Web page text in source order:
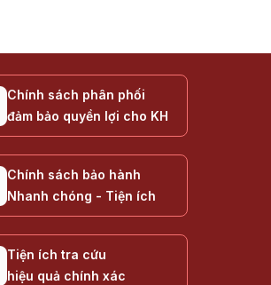
tham khảo
gặp về Google TV
hàng
là gì?
dòng tivi thông minh của VSP chạy
TV (một giao diện mới được phát
TV). Điểm cốt lõi của dòng sản
dunglàm trung tâm.
Chính sách phân phối
đảm bảo quyền lợi cho KH
Chính sách bảo hành
Nhanh chóng - Tiện ích
Tiện ích tra cứu
hiệu quả chính xác